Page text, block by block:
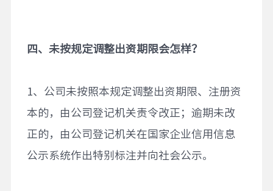
四、未按规定调整出资期限会怎样？
1、公司未按照本规定调整出资期限、注册资
本的，由公司登记机关责令改正；逾期未改
正的，由公司登记机关在国家企业信用信息
公示系统作出特别标注并向社会公示。